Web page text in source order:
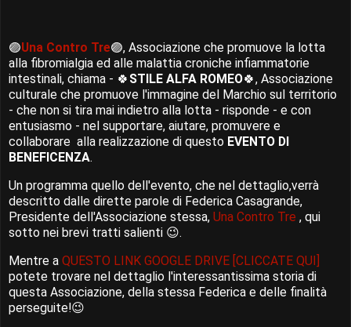
🟣Una Contro Tre🟣, Associazione che promuove la lotta
alla fibromialgia ed alle malattia croniche infiammatorie
intestinali, chiama - 🍀 STILE ALFA ROMEO🍀, Associazione
culturale che promuove l'immagine del Marchio sul territorio
- che non si tira mai indietro alla lotta - risponde - e con
entusiasmo - nel supportare, aiutare, promuvere e
collaborare alla realizzazione di questo EVENTO DI
BENEFICENZA.
Un programma quello dell'evento, che nel dettaglio,verrà
descritto dalle dirette parole di Federica Casagrande,
Presidente dell'Associazione stessa, Una Contro Tre , qui
sotto nei brevi tratti salienti 😉.
Mentre a QUESTO LINK GOOGLE DRIVE [CLICCATE QUI]
potete trovare nel dettaglio l'interessantissima storia di
questa Associazione, della stessa Federica e delle finalità
perseguite!😉